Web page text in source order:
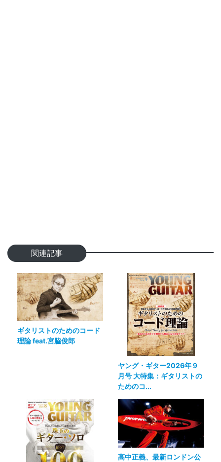
関連記事
ギタリストのためのコード
理論 feat.宮脇俊郎
ヤング・ギター2026年９
月号 大特集：ギタリストの
ためのコ...
高中正義、最新ロンドン公